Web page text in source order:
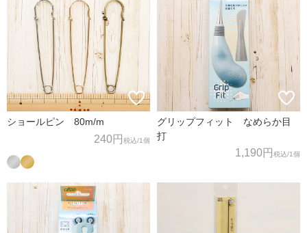
ショールピン 80m/m
240円 税込/1個
グリップフィット なめらか目
打
1,190円 税込/1個